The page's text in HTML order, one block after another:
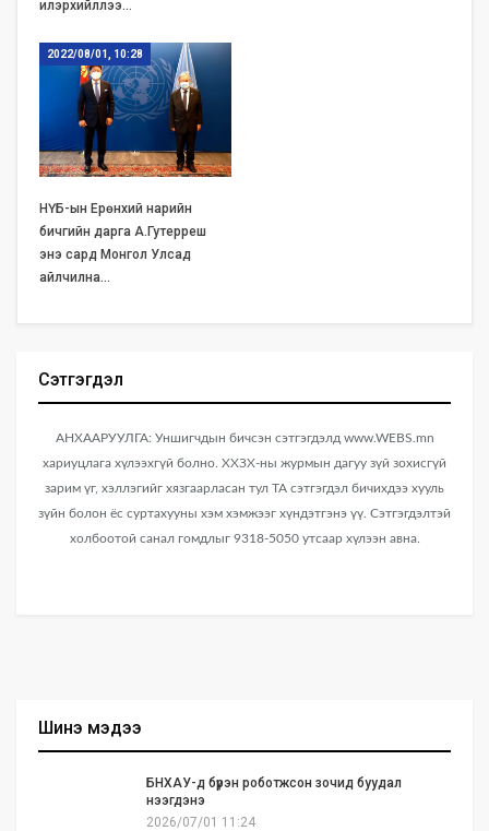
илэрхийллээ…
2022/08/01, 10:28
НҮБ-ын Ерөнхий нарийн
бичгийн дарга А.Гутерреш
энэ сард Монгол Улсад
айлчилна…
Сэтгэгдэл
АНХААРУУЛГА: Уншигчдын бичсэн сэтгэгдэлд www.WEBS.mn
хариуцлага хүлээхгүй болно. ХХЗХ-ны журмын дагуу зүй зохисгүй
зарим үг, хэллэгийг хязгаарласан тул ТА сэтгэгдэл бичихдээ хууль
зүйн болон ёс суртахууны хэм хэмжээг хүндэтгэнэ үү. Сэтгэгдэлтэй
холбоотой санал гомдлыг 9318-5050 утсаар хүлээн авна.
Шинэ мэдээ
БНХАУ-д бүрэн роботжсон зочид буудал
нээгдэнэ
2026/07/01 11:24